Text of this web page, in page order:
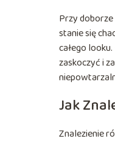
Przy
stanie się
całego
zaskoczyć i
Jak
Znalezienie